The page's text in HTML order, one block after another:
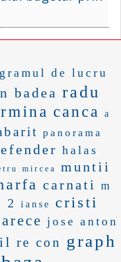
de lucru
badea radu
canca
a
panorama
halas
mircea
muntii
carnati
m
2 ianse
cristi
jose anton
re con graph